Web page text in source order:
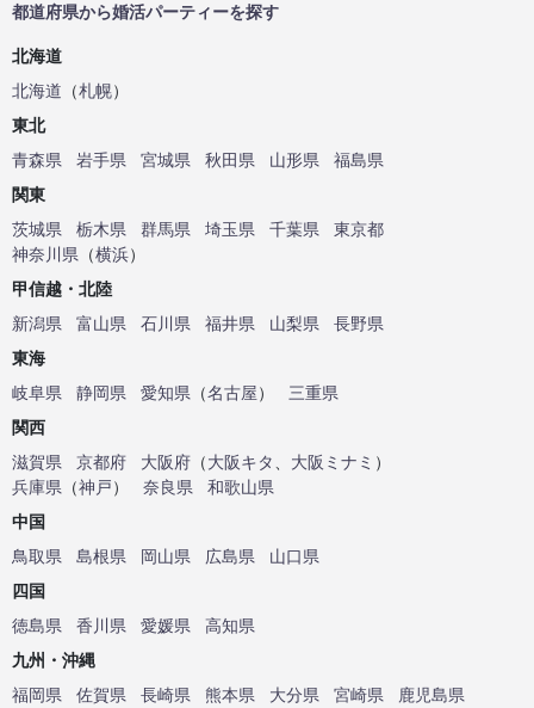
都道府県から婚活パーティーを探す
北海道
北海道 （札幌）
東北
青森県
岩手県 宮城県 秋田県 山形県
福島県
関東
茨城県
栃木県 群馬県 埼玉県 千葉県
東京都
神奈川県 （横浜）
甲信越・北陸
新潟県
富山県 石川県 福井県 山梨県
長野県
東海
岐阜県
静岡県 愛知県 （名古屋）
三重県
関西
滋賀県
京都府 大阪府 （大阪キタ 大阪ミナミ ）
兵庫県 （神戸） 奈良県
和歌山県
中国
鳥取県
島根県 岡山県 広島県
山口県
四国
徳島県
香川県 愛媛県
高知県
九州・沖縄
福岡県
佐賀県 長崎県 熊本県 大分県 宮崎県
鹿児島県